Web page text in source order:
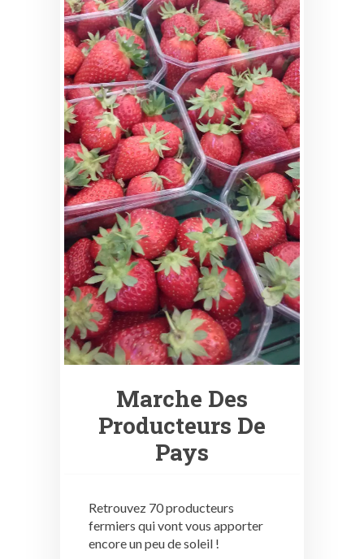
Marche Des
Producteurs De
Pays
Retrouvez 70 producteurs
fermiers qui vont vous apporter
encore un peu de soleil !